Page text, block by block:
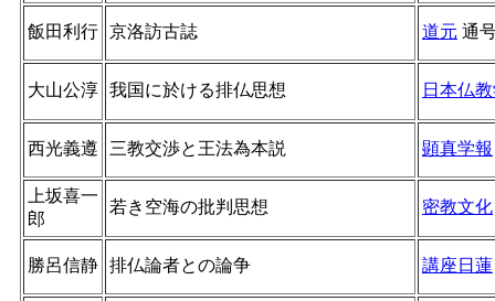
飯田利行 京洛訪古誌 道元 通
大山公淳 我国に於ける排仏思想 日本仏
西光義遵 三教交渉と王法為本説 顕真学報
上坂喜一
郎
若き空海の批判思想 密教文化
勝呂信静 排仏論者との論争 講座日蓮